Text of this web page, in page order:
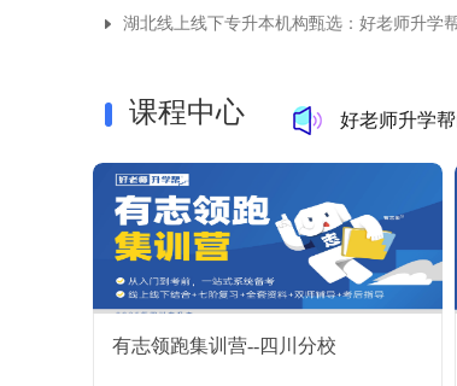
湖北线上线下专升本机构甄选：好老师升学
课程中心
实拍湖北专
2026年山西
有志领跑集训营--四川分校